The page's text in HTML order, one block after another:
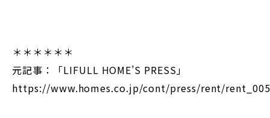
＊＊＊＊＊＊
元記事：「LIFULL HOME’S PRESS」
https://www.homes.co.jp/cont/press/rent/